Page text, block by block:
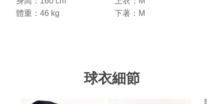
體重：46 kg
下著：M
球衣細節